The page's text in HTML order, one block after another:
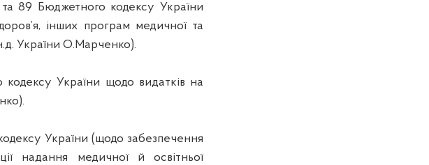
89 Бюджетного кодексу України
інших програм медичної та
. України О.Марченко).
України щодо видатків на
України (щодо забезпечення
надання медичної й освітньої